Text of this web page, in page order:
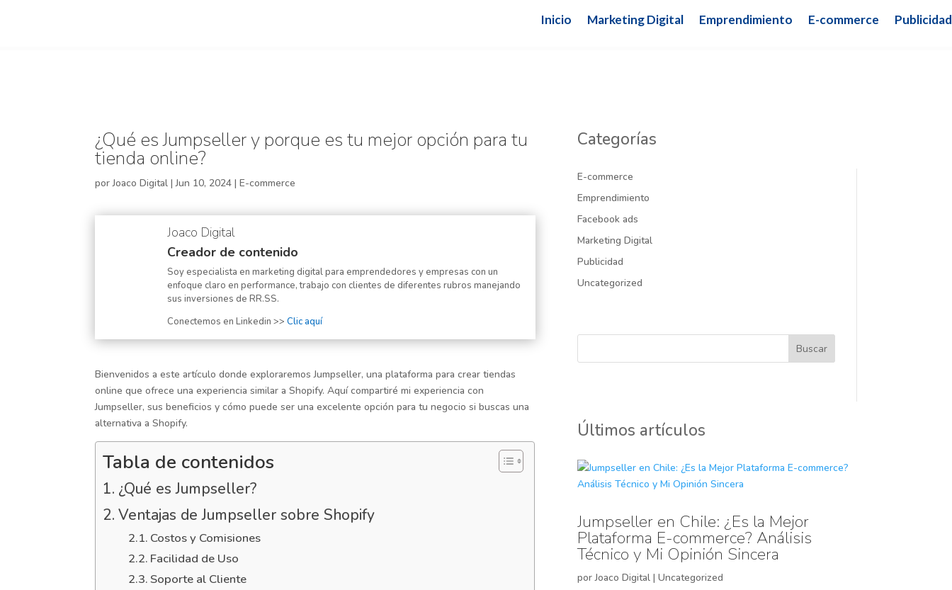
Inicio Marketing Digital Emprendimiento E-commerce Publicidad
¿Qué es Jumpseller y porque es tu mejor opción para tu
tienda online?
porJoaco Digital |Jun 10, 2024 |E-commerce
Joaco Digital
Creador de contenido
Soy especialista en marketing digital para emprendedores y empresas con un
enfoque claro en performance, trabajo con clientes de diferentes rubros manejando
sus inversiones de RR.SS.
Conectemos en Linkedin >> Clic aquí
Bienvenidos a este artículo donde exploraremos Jumpseller, una plataforma para crear tiendas
online que ofrece una experiencia similar a Shopify. Aquí compartiré mi experiencia con
Jumpseller, sus beneficios y cómo puede ser una excelente opción para tu negocio si buscas una
alternativa a Shopify.
Tabla de contenidos
¿Qué es Jumpseller?
Ventajas de Jumpseller sobre Shopify
Costos y Comisiones
Facilidad de Uso
Soporte al Cliente
Categorías
E-commerce
Emprendimiento
Facebook ads
Marketing Digital
Publicidad
Uncategorized
Buscar
Últimos artículos
Jumpseller en Chile: ¿Es la Mejor
Plataforma E-commerce? Análisis
Técnico y Mi Opinión Sincera
porJoaco Digital| Uncategorized